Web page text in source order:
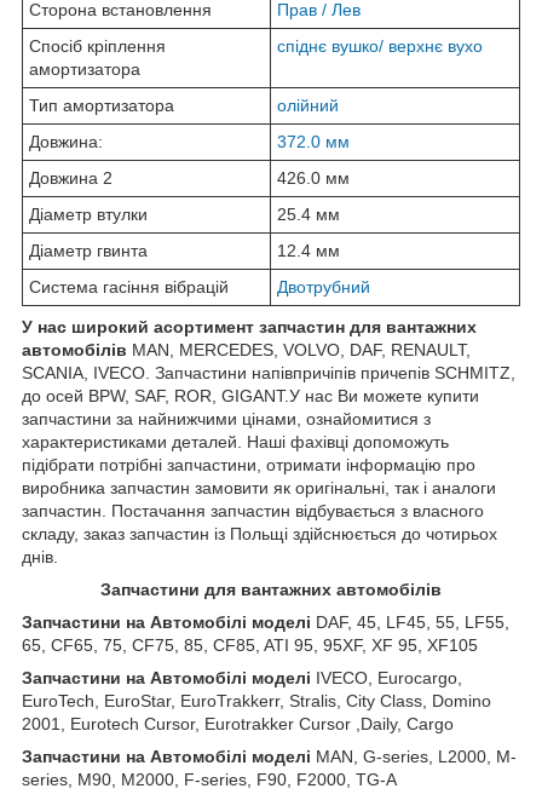
Сторона встановлення
Прав / Лев
Спосіб кріплення
амортизатора
спіднє вушко/ верхнє вухо
Тип амортизатора
олійний
Довжина:
372.0 мм
Довжина 2
426.0 мм
Діаметр втулки
25.4 мм
Діаметр гвинта
12.4 мм
Система гасіння вібрацій
Двотрубний
У нас широкий асортимент запчастин для вантажних
автомобілів MAN, MERCEDES, VOLVO, DAF, RENAULT,
SCANIA, IVECO. Запчастини напівпричіпів причепів SCHMITZ,
до осей BPW, SAF, ROR, GIGANT.У нас Ви можете купити
запчастини за найнижчими цінами, ознайомитися з
характеристиками деталей. Наші фахівці допоможуть
підібрати потрібні запчастини, отримати інформацію про
виробника запчастин замовити як оригінальні, так і аналоги
запчастин. Постачання запчастин відбувається з власного
складу, заказ запчастин із Польщі здійснюється до чотирьох
днів.
Запчастини для вантажних автомобілів
Запчастини на Автомобілі моделі DAF, 45, LF45, 55, LF55,
65, CF65, 75, CF75, 85, CF85, ATI 95, 95XF, XF 95, XF105
Запчастини на Автомобілі моделі IVECO, Eurocargo,
EuroTech, EuroStar, EuroTrakkerr, Stralis, City Class, Domino
2001, Eurotech Cursor, Eurotrakker Cursor ,Daily, Cargo
Запчастини на Автомобілі моделі MAN, G-series, L2000, M-
series, M90, M2000, F-series, F90, F2000, TG-A